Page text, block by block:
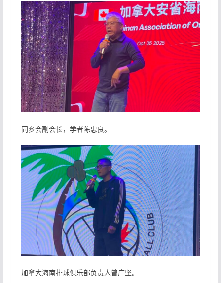
同乡会副会长，学者陈忠良。
加拿大海南排球俱乐部负责人曾广坚。